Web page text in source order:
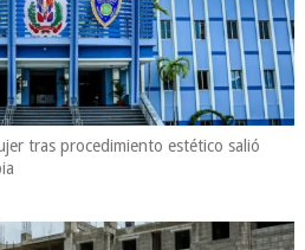
tras procedimiento estético salió